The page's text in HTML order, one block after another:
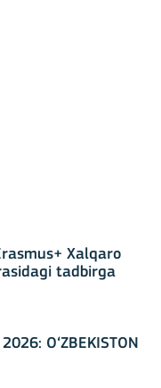
Xalqaro
tadbirga
O‘ZBEKISTON